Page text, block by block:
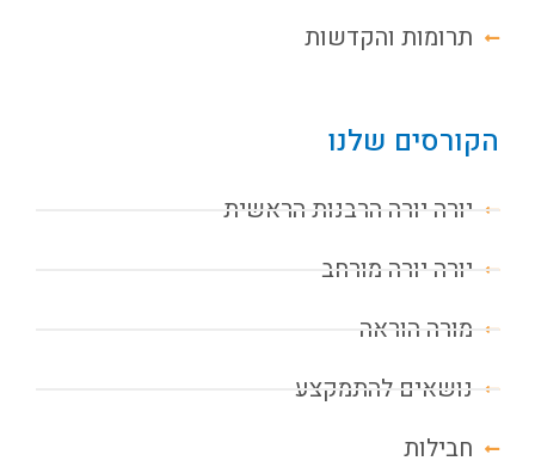
תרומות והקדשות
הקורסים שלנו
יורה יורה הרבנות הראשית
יורה יורה מורחב
מורה הוראה
נושאים להתמקצע
חבילות